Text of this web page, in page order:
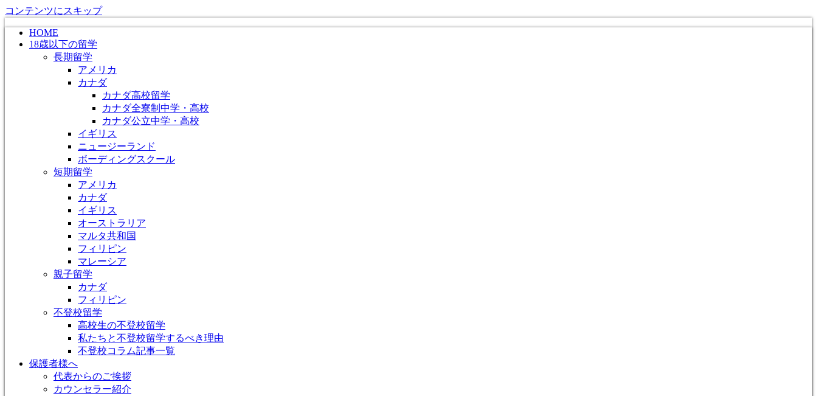
コンテンツにスキップ
HOME
18歳以下の留学
長期留学
アメリカ
カナダ
カナダ高校留学
カナダ全寮制中学・高校
カナダ公立中学・高校
イギリス
ニュージーランド
ボーディングスクール
短期留学
アメリカ
カナダ
イギリス
オーストラリア
マルタ共和国
フィリピン
マレーシア
親子留学
カナダ
フィリピン
不登校留学
高校生の不登校留学
私たちと不登校留学するべき理由
不登校コラム記事一覧
保護者様へ
代表からのご挨拶
カウンセラー紹介